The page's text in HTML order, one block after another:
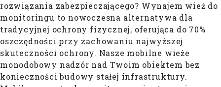
rozwiązania zabezpieczającego? Wynajem wież do
monitoringu to nowoczesna alternatywa dla
tradycyjnej ochrony fizycznej, oferująca do 70%
oszczędności przy zachowaniu najwyższej
skuteczności ochrony. Nasze mobilne wieże
monodobowy nadzór nad Twoim obiektem bez
konieczności budowy stałej infrastruktury.